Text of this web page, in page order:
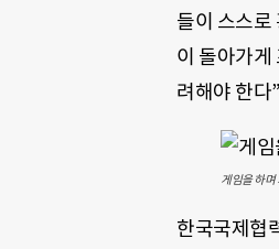
들이 스스로
이 돌아가게
려해야 한다
게임을 하
한국국제협